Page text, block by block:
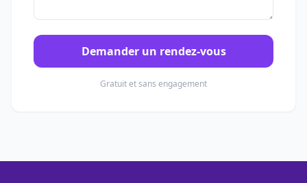
Demander un rendez-vous
Gratuit et sans engagement